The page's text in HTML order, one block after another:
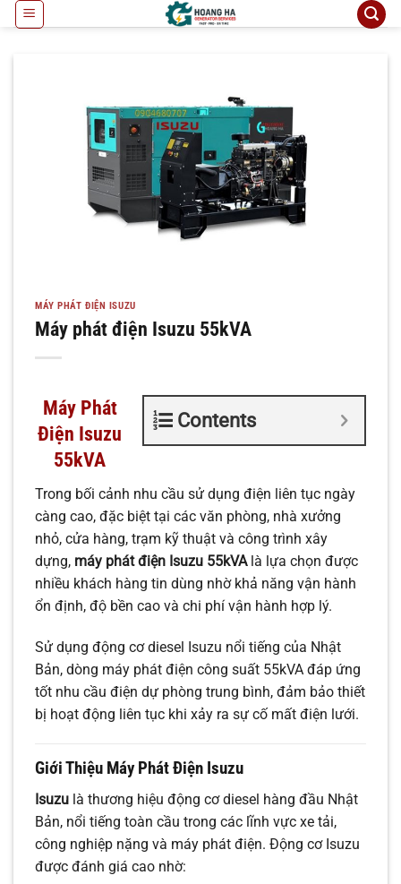
qua
MÁY PHÁT ĐIỆN ISUZU
Máy phát điện Isuzu 55kVA
Contents
Máy Phát
Điện Isuzu
55kVA
Trong bối cảnh nhu cầu sử dụng điện liên tục ngày
càng cao, đặc biệt tại các văn phòng, nhà xưởng
nhỏ, cửa hàng, trạm kỹ thuật và công trình xây
dựng, máy phát điện Isuzu 55kVAlà lựa chọn được
nhiều khách hàng tin dùng nhờ khả năng vận hành
ổn định, độ bền cao và chi phí vận hành hợp lý.
Sử dụng động cơ diesel Isuzu nổi tiếng của Nhật
Bản, dòng máy phát điện công suất 55kVA đáp ứng
tốt nhu cầu điện dự phòng trung bình, đảm bảo thiết
bị hoạt động liên tục khi xảy ra sự cố mất điện lưới.
Giới Thiệu Máy Phát Điện Isuzu
Isuzu là thương hiệu động cơ diesel hàng đầu Nhật
Bản, nổi tiếng toàn cầu trong các lĩnh vực xe tải,
công nghiệp nặng và máy phát điện. Động cơ Isuzu
được đánh giá cao nhờ: